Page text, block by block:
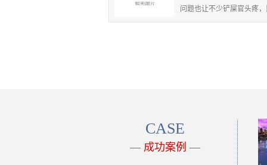
问题也让不少铲屎官头疼
飘散......
CASE
— 成功案例 —